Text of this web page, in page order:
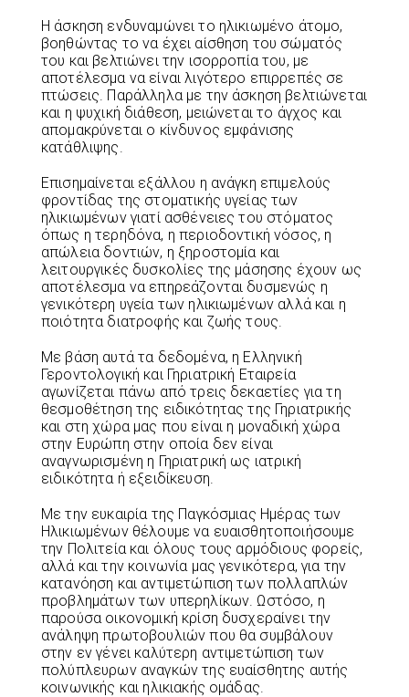
Η άσκηση ενδυναμώνει το ηλικιωμένο άτομο,
βοηθώντας το να έχει αίσθηση του σώματός
του και βελτιώνει την ισορροπία του, με
αποτέλεσμα να είναι λιγότερο επιρρεπές σε
πτώσεις. Παράλληλα με την άσκηση βελτιώνεται
και η ψυχική διάθεση, μειώνεται το άγχος και
απομακρύνεται ο κίνδυνος εμφάνισης
κατάθλιψης.
Επισημαίνεται εξάλλου η ανάγκη επιμελούς
φροντίδας της στοματικής υγείας των
ηλικιωμένων γιατί ασθένειες του στόματος
όπως η τερηδόνα, η περιοδοντική νόσος, η
απώλεια δοντιών, η ξηροστομία και
λειτουργικές δυσκολίες της μάσησης έχουν ως
αποτέλεσμα να επηρεάζονται δυσμενώς η
γενικότερη υγεία των ηλικιωμένων αλλά και η
ποιότητα διατροφής και ζωής τους.
Με βάση αυτά τα δεδομένα, η Ελληνική
Γεροντολογική και Γηριατρική Εταιρεία
αγωνίζεται πάνω από τρεις δεκαετίες για τη
θεσμοθέτηση της ειδικότητας της Γηριατρικής
και στη χώρα μας που είναι η μοναδική χώρα
στην Ευρώπη στην οποία δεν είναι
αναγνωρισμένη η Γηριατρική ως ιατρική
ειδικότητα ή εξειδίκευση.
Με την ευκαιρία της Παγκόσμιας Ημέρας των
Ηλικιωμένων θέλουμε να ευαισθητοποιήσουμε
την Πολιτεία και όλους τους αρμόδιους φορείς,
αλλά και την κοινωνία μας γενικότερα, για την
κατανόηση και αντιμετώπιση των πολλαπλών
προβλημάτων των υπερηλίκων. Ωστόσο, η
παρούσα οικονομική κρίση δυσχεραίνει την
ανάληψη πρωτοβουλιών που θα συμβάλουν
στην εν γένει καλύτερη αντιμετώπιση των
πολύπλευρων αναγκών της ευαίσθητης αυτής
κοινωνικής και ηλικιακής ομάδας.